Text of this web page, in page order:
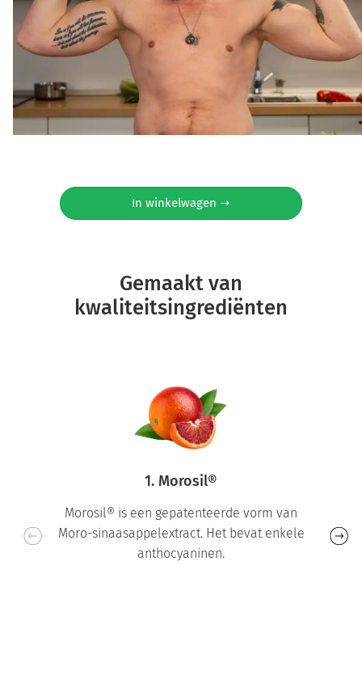
In winkelwagen ➝
Gemaakt van
kwaliteitsingrediënten
1. Morosil®
Morosil® is een gepatenteerde vorm van
Moro-sinaasappelextract. Het bevat enkele
anthocyaninen.